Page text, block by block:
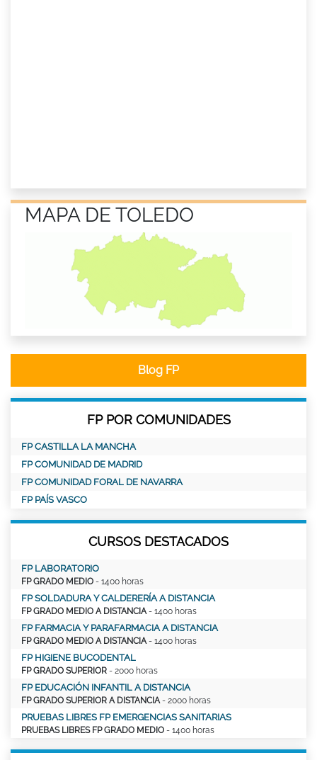
MAPA DE TOLEDO
Blog FP
FP POR COMUNIDADES
FP CASTILLA LA MANCHA
FP COMUNIDAD DE MADRID
FP COMUNIDAD FORAL DE NAVARRA
FP PAÍS VASCO
CURSOS DESTACADOS
FP LABORATORIO
FP GRADO MEDIO - 1400 horas
FP SOLDADURA Y CALDERERÍA A DISTANCIA
FP GRADO MEDIO A DISTANCIA - 1400 horas
FP FARMACIA Y PARAFARMACIA A DISTANCIA
FP GRADO MEDIO A DISTANCIA - 1400 horas
FP HIGIENE BUCODENTAL
FP GRADO SUPERIOR - 2000 horas
FP EDUCACIÓN INFANTIL A DISTANCIA
FP GRADO SUPERIOR A DISTANCIA - 2000 horas
PRUEBAS LIBRES FP EMERGENCIAS SANITARIAS
PRUEBAS LIBRES FP GRADO MEDIO - 1400 horas